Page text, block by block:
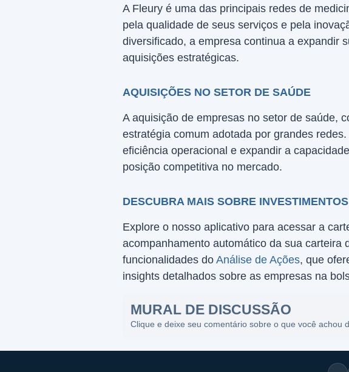
A Fleury é uma das principais redes de
pela qualidade de seus serviços e pela
diversificado, a empresa continua a expandir
aquisições estratégicas.
AQUISIÇÕES NO SETOR DE SAÚDE
A aquisição de empresas no setor de saúde,
estratégia comum adotada por grandes
eficiência operacional e expandir a
posição competitiva no mercado.
DESCUBRA MAIS SOBRE INVESTIMENTOS
Explore o nosso aplicativo para acessar a
acompanhamento automático da sua carteira
funcionalidades do Análise de Ações, que
insights detalhados sobre as empresas na
MURAL DE DISCUSSÃO
Clique e deixe seu comentário sobre o que você achou